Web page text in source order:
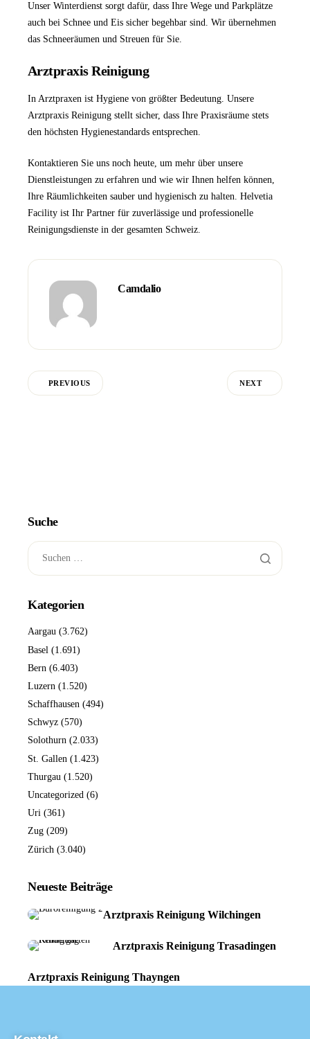
Unser Winterdienst sorgt dafür, dass Ihre Wege und Parkplätze
auch bei Schnee und Eis sicher begehbar sind. Wir übernehmen
das Schneeräumen und Streuen für Sie.
Arztpraxis Reinigung
In Arztpraxen ist Hygiene von größter Bedeutung. Unsere
Arztpraxis Reinigung stellt sicher, dass Ihre Praxisräume stets
den höchsten Hygienestandards entsprechen.
Kontaktieren Sie uns noch heute, um mehr über unsere
Dienstleistungen zu erfahren und wie wir Ihnen helfen können,
Ihre Räumlichkeiten sauber und hygienisch zu halten. Helvetia
Facility ist Ihr Partner für zuverlässige und professionelle
Reinigungsdienste in der gesamten Schweiz.
Camdalio
PREVIOUS NEXT
Suche
Kategorien
Aargau (3.762)
Basel (1.691)
Bern (6.403)
Luzern (1.520)
Schaffhausen (494)
Schwyz (570)
Solothurn (2.033)
St. Gallen (1.423)
Thurgau (1.520)
Uncategorized (6)
Uri (361)
Zug (209)
Zürich (3.040)
Neueste Beiträge
Arztpraxis Reinigung Wilchingen
Arztpraxis Reinigung Trasadingen
Arztpraxis Reinigung Thayngen